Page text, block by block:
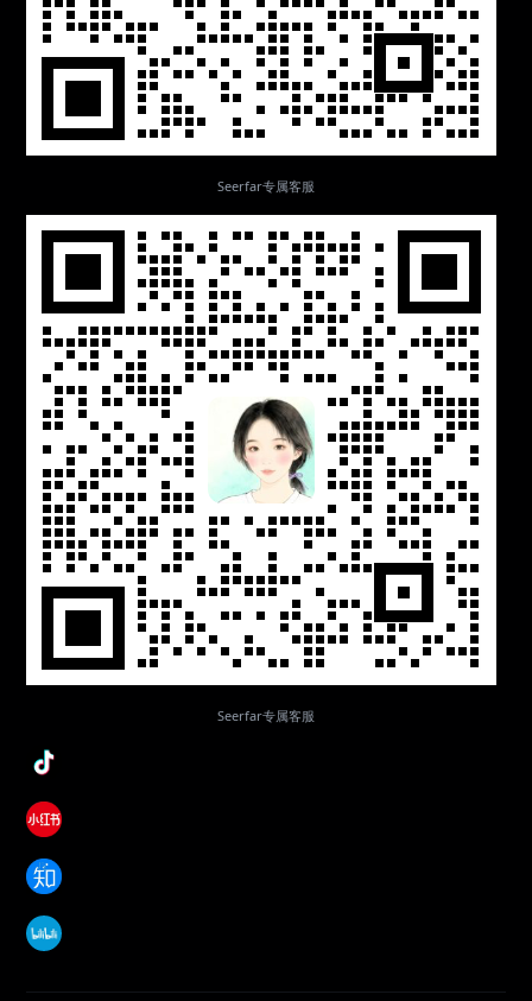
Seerfar专属客服
Seerfar专属客服